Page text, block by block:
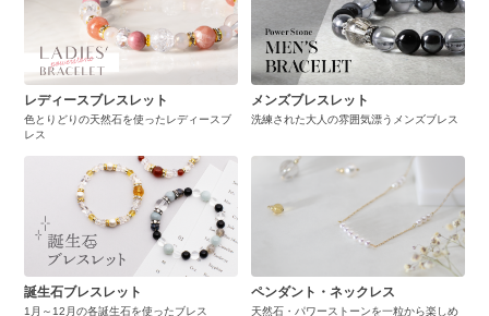
レディースブレスレット
色とりどりの天然石を使ったレディースブ
レス
メンズブレスレット
洗練された大人の雰囲気漂うメンズブレス
誕生石ブレスレット
1月～12月の各誕生石を使ったブレス
ペンダント・ネックレス
天然石・パワーストーンを一粒から楽しめ